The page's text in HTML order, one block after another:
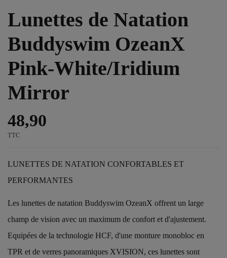
Lunettes de Natation
Buddyswim OzeanX
Pink-White/Iridium
Mirror
48,90
TTC
LUNETTES DE NATATION CONFORTABLES ET
PERFORMANTES
Les lunettes de natation Buddyswim OzeanX offrent un large
champ de vision avec un maximum de confort et d'ajustement.
Equipées de la technologie HCF, d'une monture monobloc en
TPR et de verres panoramiques XVISION, ces lunettes sont